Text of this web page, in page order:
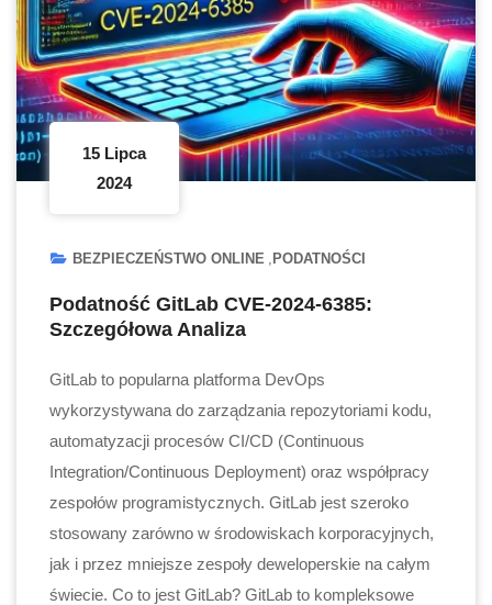
15 Lipca
2024
BEZPIECZEŃSTWO ONLINE PODATNOŚCI
Podatność GitLab CVE-2024-6385:
Szczegółowa Analiza
GitLab to popularna platforma DevOps
wykorzystywana do zarządzania repozytoriami kodu,
automatyzacji procesów CI/CD (Continuous
Integration/Continuous Deployment) oraz współpracy
zespołów programistycznych. GitLab jest szeroko
stosowany zarówno w środowiskach korporacyjnych,
jak i przez mniejsze zespoły deweloperskie na całym
świecie. Co to jest GitLab? GitLab to kompleksowe